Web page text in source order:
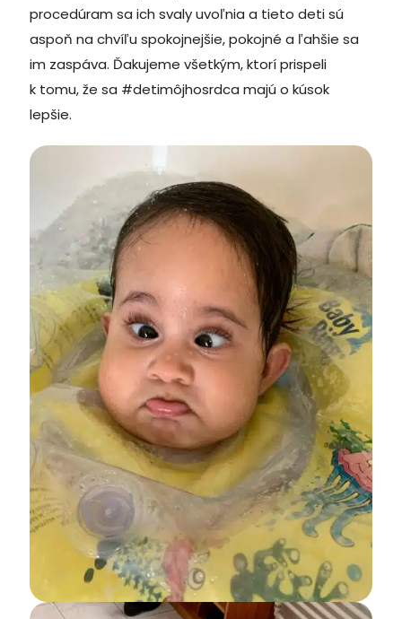
procedúram sa ich svaly uvoľnia a tieto deti sú
aspoň na chvíľu spokojnejšie, pokojné a ľahšie sa
im zaspáva. Ďakujeme všetkým, ktorí prispeli
k tomu, že sa #detimôjhosrdca majú o kúsok
lepšie.